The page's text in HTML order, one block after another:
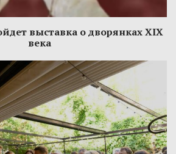
выставка о дворянках XIX
века